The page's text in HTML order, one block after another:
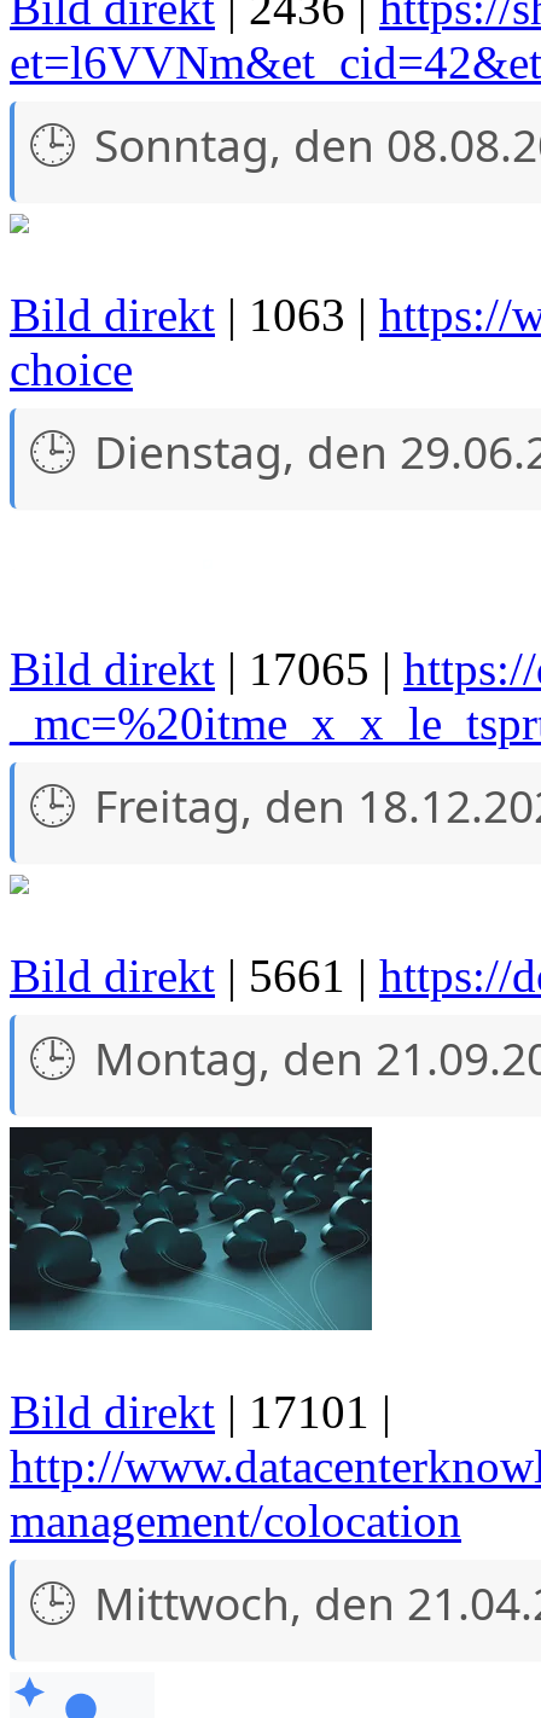
Sonntag, den
Bild direkt | 1063 | https://
choice
Dienstag, den
Bild direkt | 17065 |
Freitag, den
Bild direkt | 5661 | https://
Montag, den
Bild direkt | 17101 |
http://
management/colocation
Mittwoch, den